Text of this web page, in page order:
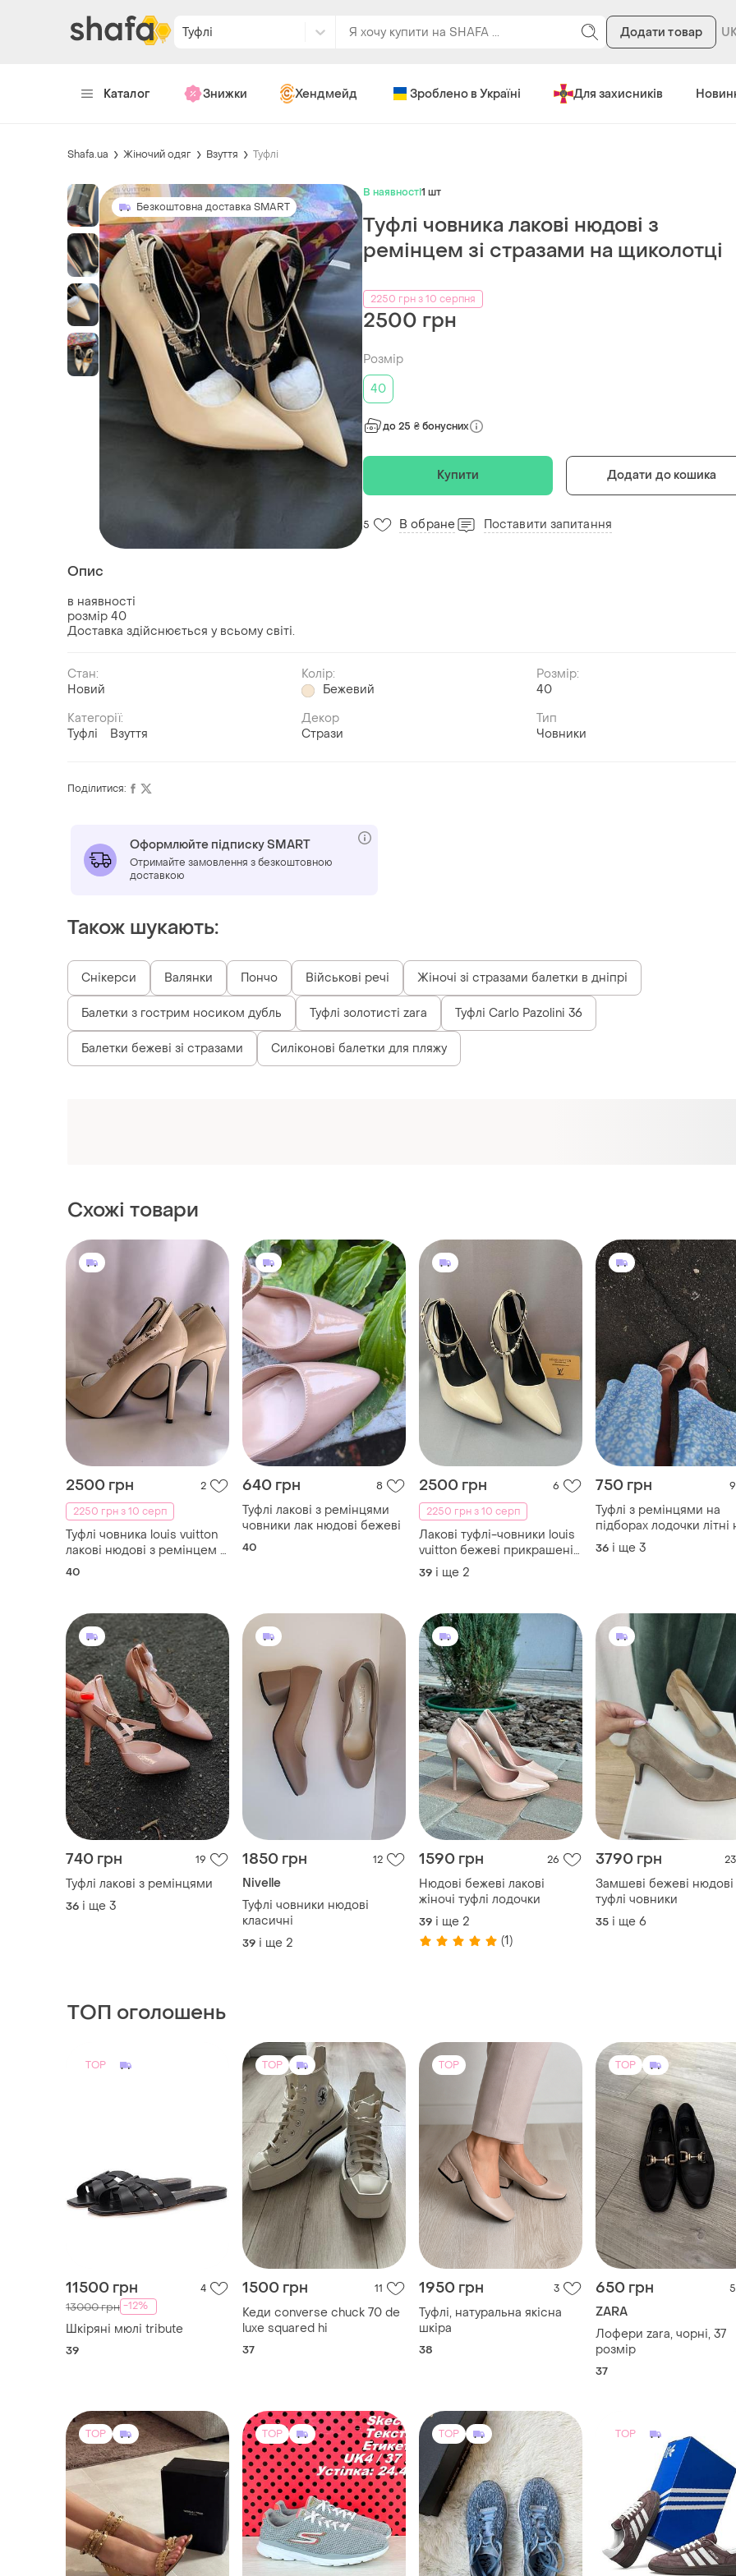
Туфлі Додати товар
Каталог Знижки Хендмейд Зроблено в Україні Для захисників
Shafa.ua Жіночий одяг Взуття Туфлі
Безкоштовна доставка SMART
В наявності1 шт
Туфлі човника лакові нюдові з
ремінцем зі стразами на щиколотці
2250 грн з 10 серпня
2500 грн
Розмір
40
до 25 ₴ бонусних
Купити Додати до кошика
5 В обране Поставити запитання
Опис
в наявності
розмір 40
Доставка здійснюється у всьому світі.
Стан:
Новий
Колір:
Бежевий
Розмір:
40
Категорії:
Туфлі
Взуття
Декор
Стрази
Тип
Човники
Поділитися:
Оформлюйте підписку SMART
Отримайте замовлення з безкоштовною
доставкою
Також шукають:
Снікерси Валянки Пончо Військові речі Жіночі зі стразами балетки в дніпрі
Балетки з гострим носиком дубль Туфлі золотисті zara Туфлі Carlo Pazolini 36
Балетки бежеві зі стразами Силіконові балетки для пляжу
Схожі товари
2500 грн
2
2250 грн з 10 серп
Туфлі човника louis vuitton
лакові нюдові з ремінцем зі
стразами на щиколотці
40
640 грн 8
Туфлі лакові з ремінцями
човники лак нюдові бежеві
40
2500 грн
6
2250 грн з 10 серп
Лакові туфлі-човники louis
vuitton бежеві прикрашені
ремінцем зі стразами
39 і ще 2
750 грн 9
Туфлі з ремінцями на
підборах лодочки літні
шаильнуі лакові нюдові
туфельки
36 і ще 3
740 грн 19
Туфлі лакові з ремінцями
36 і ще 3
1850 грн 12
Nivelle
Туфлі човники нюдові
класичні
39 і ще 2
1590 грн 26
Нюдові бежеві лакові
жіночі туфлі лодочки
39 і ще 2
(1)
3790 грн 23
Замшеві бежеві нюдові
туфлі човники
35 і ще 6
ТОП оголошень
TOP
11500 грн 4
13000 грн -12%
Шкіряні мюлі tribute
39
TOP
1500 грн 11
Кеди converse chuck 70 de
luxe squared hi
37
TOP
1950 грн 3
Туфлі, натуральна якісна
шкіра
38
TOP
650 грн 5
ZARA
Лофери zara, чорні, 37
розмір
37
TOP TOP TOP TOP